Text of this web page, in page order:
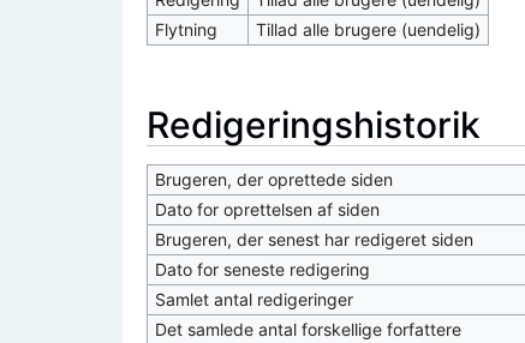
Flytning
Tillad alle brugere (uendelig)
Redigeringshistorik
Brugeren, der oprettede siden
Dato for oprettelsen af siden
Brugeren, der senest har redigeret siden
Dato for seneste redigering
Samlet antal redigeringer
Det samlede antal forskellige forfattere